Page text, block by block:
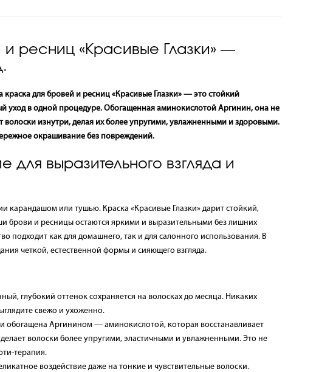
ресниц «Красивые Глазки» —
для бровей и ресниц «Красивые Глазки» — это стойкий
уход в одной процедуре. Обогащенная аминокислотой Аргинин, она не
волоски изнутри, делая их более упругими, увлажненными и здоровыми.
окрашивание без повреждений.
выразительного взгляда и
карандашом или тушью. Краска «Красивые Глазки» дарит стойкий,
брови и ресницы остаются яркими и выразительными без лишних
подходит как для домашнего, так и для салонного использования. В
четкой, естественной формы и сияющего взгляда.
глубокий оттенок сохраняется на волосках до месяца. Никаких
свежо и ухоженно.
обогащена Аргинином — аминокислотой, которая восстанавливает
делает волоски более упругими, эластичными и увлажненными. Это не
терапия.
воздействие даже на тонкие и чувствительные волоски.